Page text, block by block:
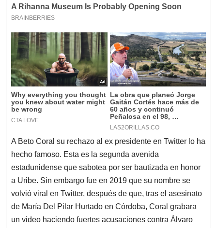
A Beto Coral su rechazo al ex presidente en Twitter lo ha
hecho famoso. Esta es la segunda avenida
estadunidense que sabotea por ser bautizada en honor
a Uribe. Sin embargo fue en 2019 que su nombre se
volvió viral en Twitter, después de que, tras el asesinato
de María Del Pilar Hurtado en Córdoba, Coral grabara
un video haciendo fuertes acusaciones contra Álvaro